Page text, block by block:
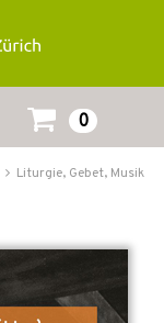
0
Liturgie, Gebet, Musik